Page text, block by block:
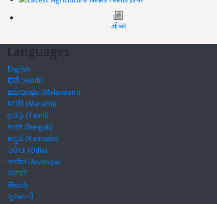
जॉब्स
Languages
English
हिंदी (Hindi)
മലയാളം (Malayalam)
मराठी (Marathi)
தமிழ் (Tamil)
বাঙালি (Bengali)
ಕನ್ನಡ (Kannada)
ଓଡିଆ (Odia)
অসমীয়া (Asomiya)
ਪੰਜਾਬੀ
తెలుగు
ગુજરાતી